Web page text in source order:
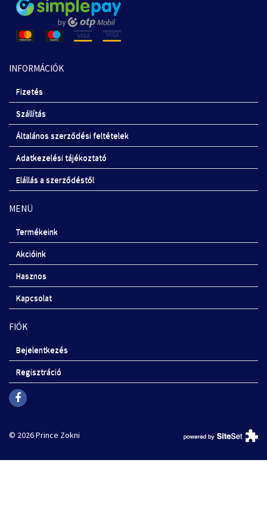
INFORMÁCIÓK
Fizetés
Szállítás
Általános szerződési feltételek
Adatkezelési tájékoztató
Elállás a szerződéstől
MENÜ
Termékeink
Akcióink
Hasznos
Kapcsolat
FIÓK
Bejelentkezés
Regisztráció
© 2026 Prince Zokni